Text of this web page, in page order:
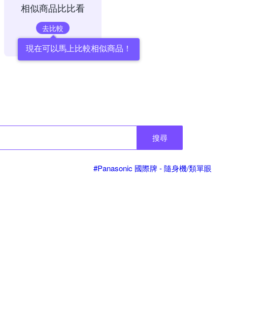
相似商品比比看
去比較
現在可以馬上比較相似商品！
搜尋
#Panasonic 國際牌 - 隨身機/類單眼